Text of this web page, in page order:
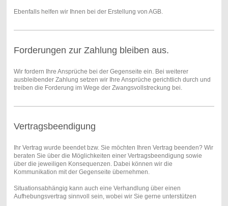
Ebenfalls helfen wir Ihnen bei der Erstellung von AGB.
Forderungen zur Zahlung bleiben aus.
Wir fordern Ihre Ansprüche bei der Gegenseite ein. Bei weiterer
ausbleibender Zahlung setzen wir Ihre Ansprüche gerichtlich durch und
treiben die Forderung im Wege der Zwangsvollstreckung bei.
Vertragsbeendigung
Ihr Vertrag wurde beendet bzw. Sie möchten Ihren Vertrag beenden? Wir
beraten Sie über die Möglichkeiten einer Vertragsbeendigung sowie
über die jeweiligen Konsequenzen. Dabei können wir die
Kommunikation mit der Gegenseite übernehmen.
Situationsabhängig kann auch eine Verhandlung über einen
Aufhebungsvertrag sinnvoll sein, wobei wir Sie gerne unterstützen